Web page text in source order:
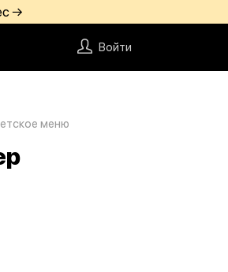
→
Войти
меню